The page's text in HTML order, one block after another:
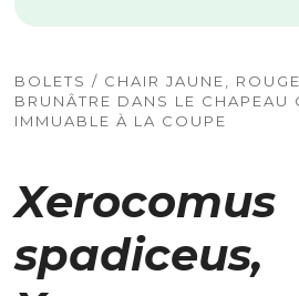
BOLETS / CHAIR JAUNE,
BRUNÂTRE DANS LE CHAPEAU
IMMUABLE À LA COUPE
Xerocomus
spadiceus,